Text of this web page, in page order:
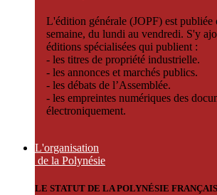
L'édition générale (JOPF) est publiée
semaine, du lundi au vendredi. S'y
éditions spécialisées qui publient :
- les titres de propriété industrielle.
- les annonces et marchés publics.
- les débats de l’Assemblée.
- les empreintes numériques des
électroniquement.
L'organisation
de la Polynésie
LE STATUT DE LA POLYNÉSIE